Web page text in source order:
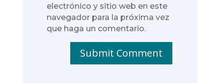
electrónico y sitio web en este
navegador para la próxima vez
que haga un comentario.
Submit Comment